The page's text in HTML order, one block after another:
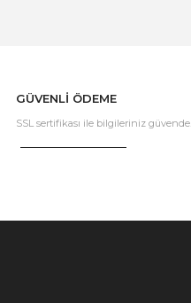
GÜVENLİ ÖDEME
SSL sertifikası ile bilgileriniz güvende.